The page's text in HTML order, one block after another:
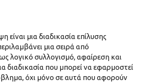
είναι μια διαδικασία επίλυσης
μια σειρά από
λογικό συλλογισμό, αφαίρεση και
διαδικασία που μπορεί να εφαρμοστεί
όχι μόνο σε αυτά που αφορούν